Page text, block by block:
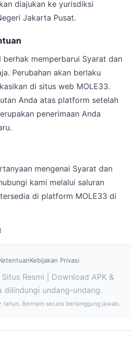
diajukan ke yurisdiksi
Jakarta Pusat.
berhak memperbarui Syarat dan
Perubahan akan berlaku
di situs web MOLE33.
Anda atas platform setelah
penerimaan Anda
mengenai Syarat dan
kami melalui saluran
di platform MOLE33 di
Kebijakan Privasi
Resmi | Download APK &
dilindungi undang-undang.
tahun. Bermain secara bertanggung jawab.